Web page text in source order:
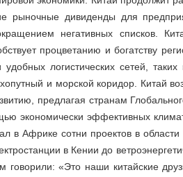
рыночные дивиденды для
негативных списков.
процветанию и богатству
логистических сетей, таких
и морской коридор. Китай
предлагая странам
экономически эффективных
в Африке сотни проектов в области
в Кении до
говорили: «Это наши китайские